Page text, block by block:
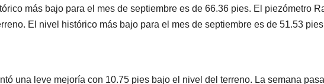
más bajo para el mes de septiembre es de 66.36 pies. El piezómetro
El nivel histórico más bajo para el mes de septiembre es de 51.53
una leve mejoría con 10.75 pies bajo el nivel del terreno. La semana